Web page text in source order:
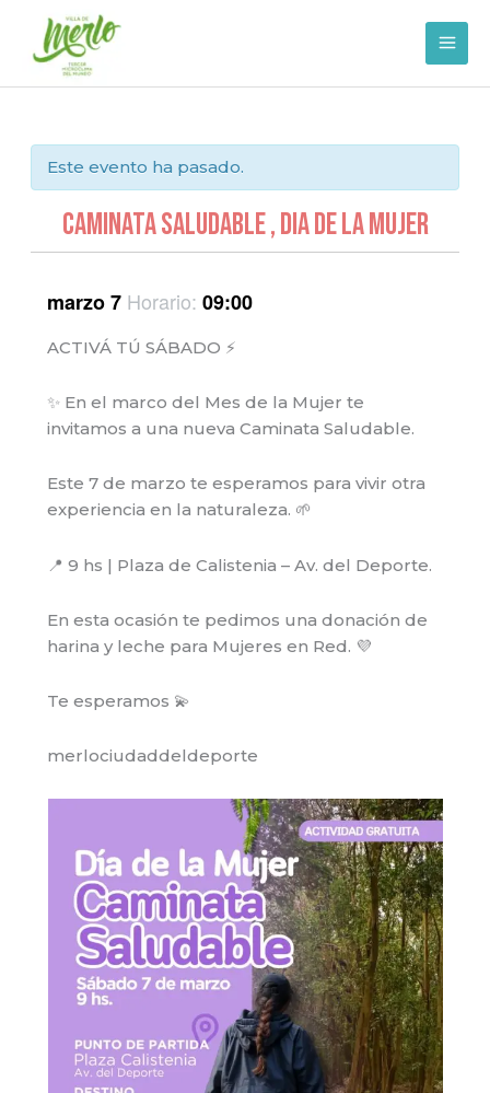
contenido
Este evento ha pasado.
CAMINATA SALUDABLE , DIA DE LA MUJER
marzo 7 Horario:09:00
ACTIVÁ TÚ SÁBADO ⚡
✨ En el marco del Mes de la Mujer te
invitamos a una nueva Caminata Saludable.
Este 7 de marzo te esperamos para vivir otra
experiencia en la naturaleza. 🌱
📍 9 hs | Plaza de Calistenia – Av. del Deporte.
En esta ocasión te pedimos una donación de
harina y leche para Mujeres en Red. 💜
Te esperamos 💫
merlociudaddeldeporte